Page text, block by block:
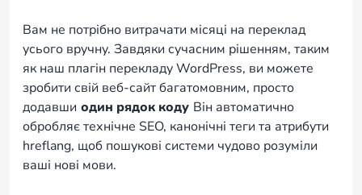
Вам не потрібно витрачати місяці на переклад
усього вручну. Завдяки сучасним рішенням, таким
як наш плагін перекладу WordPress, ви можете
зробити свій веб-сайт багатомовним, просто
додавши один рядок коду Він автоматично
обробляє технічне SEO, канонічні теги та атрибути
hreflang, щоб пошукові системи чудово розуміли
ваші нові мови.